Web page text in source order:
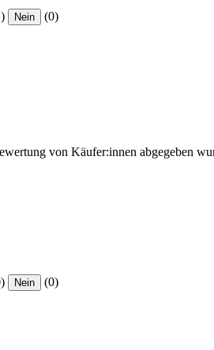
Nein (0)
von Käufer:innen abgegeben
Nein (0)